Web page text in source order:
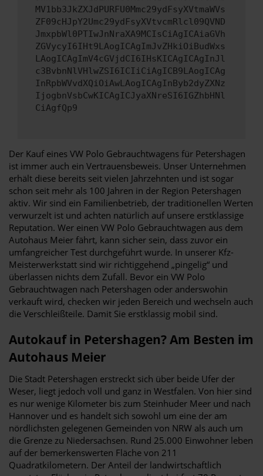
MV1bb3JkZXJdPURFU0Mmc29ydFsyXVtmaWVs
ZF09cHJpY2Umc29ydFsyXVtvcmRlcl09QVND
JmxpbWl0PTIwJnNraXA9MCIsCiAgICAiaGVh
ZGVycyI6IHt9LAogICAgImJvZHkiOiBudWxs
LAogICAgImV4cGVjdCI6IHsKICAgICAgInJl
c3BvbnNlVHlwZSI6ICIiCiAgICB9LAogICAg
InRpbWVvdXQiOiAwLAogICAgInByb2dyZXNz
IjogbnVsbCwKICAgICJyaXNreSI6IGZhbHNl
CiAgfQp9
Der Kauf eines VW Polo Gebrauchtwagens für Petershagen
ist immer auch ein Vertrauensbeweis. Unser Unternehmen
erhält diese bereits seit vielen Jahrzehnten und ist sogar
schon seit mehr als 100 Jahren in der Region Petershagen
aktiv. Wir sind ein Familienbetrieb, der traditionellen Werten
verwurzelt ist und achten natürlich auf unsere erstklassige
Reputation. Wer einen VW Polo Gebrauchtwagen aus dem
Autohaus Meier fährt, kann sicher sein, dass zuvor ein
umfangreicher Test durchgeführt wurde. In unserer Kfz-
Meisterwerkstatt sind wir richtiggehend „pingelig“ und
überlassen nichts dem Zufall. Bevor ein VW Polo
Gebrauchtwagen nach Petershagen oder anderswohin
verkauft wird, checken wir jeden Bereich und wechseln auch
die Verschleißteile. Damit Sie erstklassig mobil sind.
Autokauf in Petershagen? Am Besten im
Autohaus Meier
Die Stadt Petershagen erstreckt sich über beide Ufer der
Weser, liegt jedoch voll und ganz in Westfalen. Von hier sind
es nur wenige Kilometer bis zum Steinhuder Meer und nach
Hannover und es handelt sich sowohl um eine der am
nördlichsten gelegenen Gemeinden von NRW als auch um
die Grenze zu Niedersachsen. Rund 25.000 Einwohner leben
auf der bemerkenswerten Fläche von 211
Quadratkilometern. Der Anteil der landwirtschaftlich